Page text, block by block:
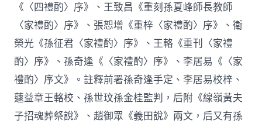
《〈四禮酌〉序》、王致昌《重刻孫夏峰師長教師
〈家禮酌〉序》、張恕增《重梓〈家禮酌〉序》、衛
榮光《孫征君〈家禮酌〉序》、王輅《重刊〈家禮
酌〉序》、孫奇逢《〈家禮酌〉序》、李居易《〈家
禮酌〉序文》。註釋前署孫奇逢手定、李居易校梓、
蘧益章王輅校、孫世玟孫金桂監判，后附《線嶺黃夫
子招魂葬祭說》、趙御眾《義田說》兩文，后又有孫